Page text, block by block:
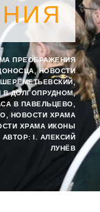
ПРЕОБРАЖЕНИЯ
,НОВОСТИ
,
В ДОЛГОПРУДНОМ,
В ПАВЕЛЬЦЕВО
НОВОСТИ ХРАМА
ХРАМА ИКОНЫ
АВТОР: I. АЛЕКСИЙ
ЛУНЁВ